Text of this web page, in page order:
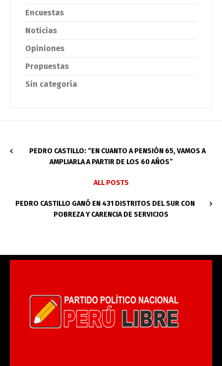
Encuestas
Noticias
Opiniones
Propuestas
Sin categoría
PEDRO CASTILLO: “EN CUANTO A PENSIÓN 65, VAMOS A
AMPLIARLA A PARTIR DE LOS 60 AÑOS”
ALL POSTS
PEDRO CASTILLO GANÓ EN 431 DISTRITOS DEL SUR CON
POBREZA Y CARENCIA DE SERVICIOS